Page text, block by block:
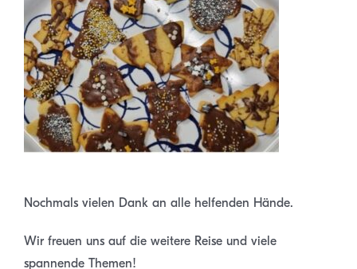
Nochmals vielen Dank an alle helfenden Hände.
Wir freuen uns auf die weitere Reise und viele
spannende Themen!